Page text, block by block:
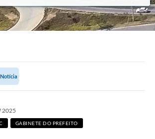
Notícia
2025
GABINETE DO PREFEITO